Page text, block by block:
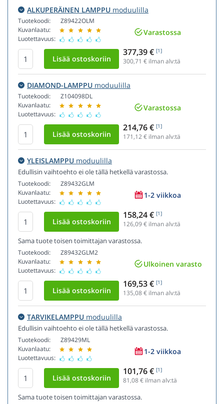
ALKUPERÄINEN LAMPPU moduulilla
Tuotekoodi:
Kuvanlaatu:
Luotettavuus:
Z89422OLM
Varastossa
377,39 € [1]
300,71 € ilman alv:tä
DIAMOND-LAMPPU moduulilla
Tuotekoodi:
Kuvanlaatu:
Luotettavuus:
Z104098DL
Varastossa
214,76 € [1]
171,12€ ilman alv:tä
YLEISLAMPPU moduulilla
Edullisin vaihtoehto ei ole tällä hetkellä varastossa.
Tuotekoodi:
Kuvanlaatu:
Luotettavuus:
Z89432GLM
1-2 viikkoa
158,24 € [1]
126,09€ ilman alv:tä
Sama tuote toisen toimittajan varastossa.
Tuotekoodi:
Kuvanlaatu:
Luotettavuus:
Z89432GLM2
Ulkoinen varasto
169,53 € [1]
135,08€ ilman alv:tä
TARVIKELAMPPU moduulilla
Edullisin vaihtoehto ei ole tällä hetkellä varastossa.
Tuotekoodi:
Kuvanlaatu:
Luotettavuus:
Z89429ML
1-2 viikkoa
101,76 € [1]
81,08€ ilman alv:tä
Sama tuote toisen toimittajan varastossa.